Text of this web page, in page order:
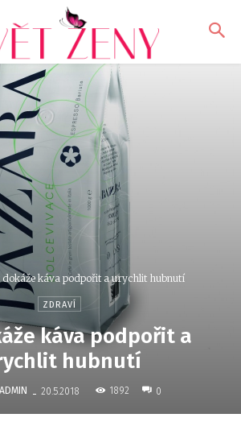
dokáže káva podpořit a urychlit hubnutí
ZDRAVÍ
káva podpořit a
hubnutí
ADMIN - 20.5.2018 1892 0